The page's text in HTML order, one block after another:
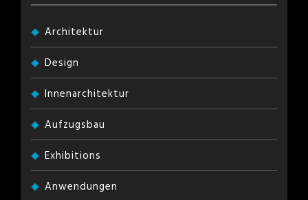
Architektur
Design
Innenarchitektur
Aufzugsbau
Exhibitions
Anwendungen